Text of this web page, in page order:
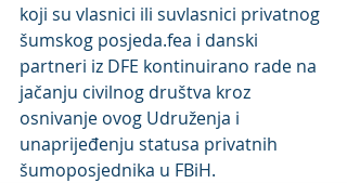
koji su vlasnici ili suvlasnici privatnog
šumskog posjeda.fea i danski
partneri iz DFE kontinuirano rade na
jačanju civilnog društva kroz
osnivanje ovog Udruženja i
unaprijeđenju statusa privatnih
šumoposjednika u FBiH.